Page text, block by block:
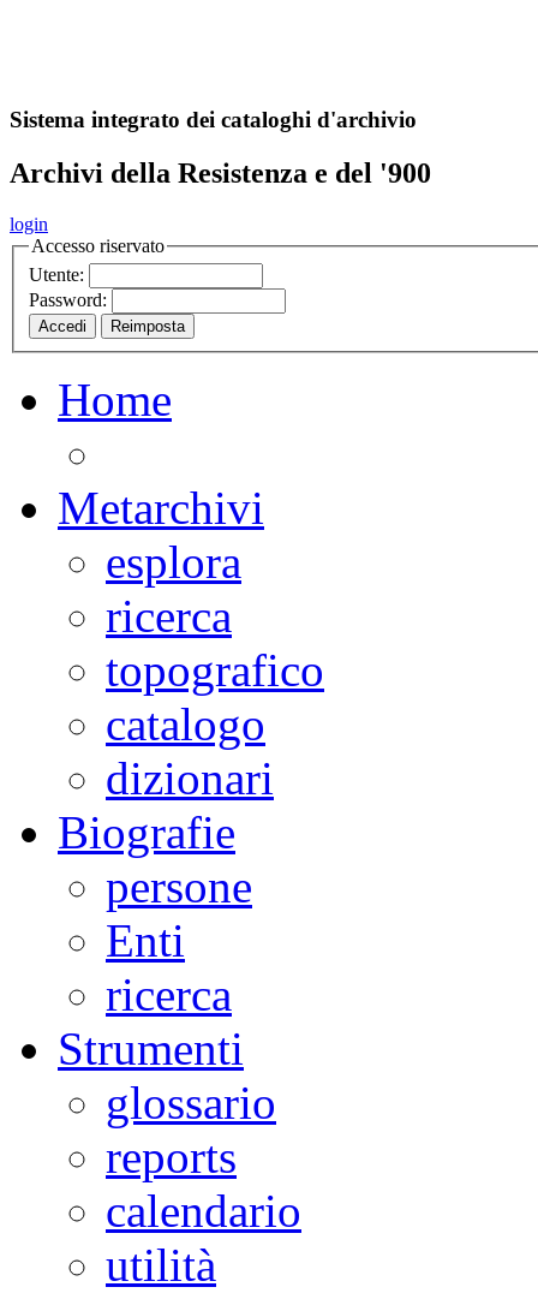
Sistema integrato dei cataloghi d'archivio
Archivi della Resistenza e del '900
login
Accesso riservato
Utente:
Password:
Home
Metarchivi
esplora
ricerca
topografico
catalogo
dizionari
Biografie
persone
Enti
ricerca
Strumenti
glossario
reports
calendario
utilità